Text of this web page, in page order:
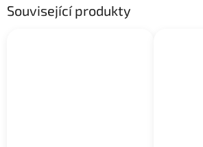
Související produkty